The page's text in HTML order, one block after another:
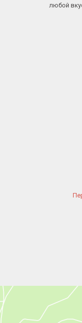
любой
Челябинск
Переулок Лермонтова, 1 —